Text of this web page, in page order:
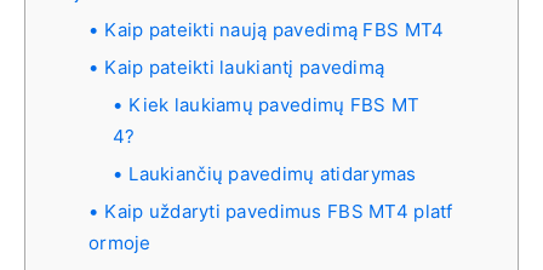
Kaip pateikti naują pavedimą FBS MT4
Kaip pateikti laukiantį pavedimą
Kiek laukiamų pavedimų FBS MT
4?
Laukiančių pavedimų atidarymas
Kaip uždaryti pavedimus FBS MT4 platf
ormoje